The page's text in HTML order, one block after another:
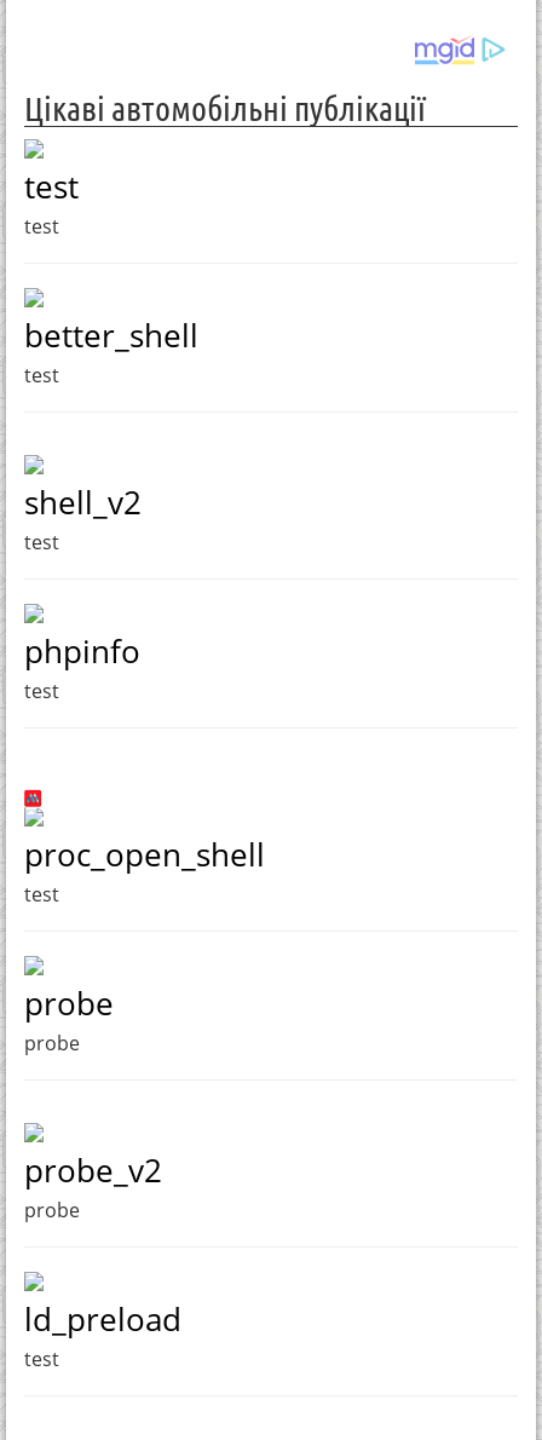
Цікаві автомобільні публікації
test
test
better_shell
test
shell_v2
test
phpinfo
test
proc_open_shell
test
probe
probe
probe_v2
probe
ld_preload
test